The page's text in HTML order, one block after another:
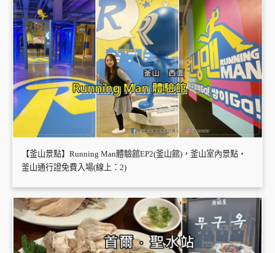
【釜山景點】Running Man體驗館EP2(釜山館)，釜山室內景點・
釜山通行證免費入場(線上：2)